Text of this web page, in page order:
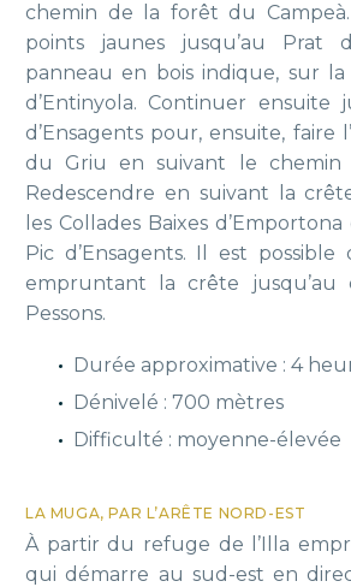
chemin de la forêt du
points jaunes jusqu’au Prat
panneau en bois indique, sur la
d’Entinyola. Continuer ensuite
d’Ensagents pour, ensuite, faire
du Griu en suivant le chemin
Redescendre en suivant la
les Collades Baixes
Pic d’Ensagents. Il est
empruntant la crête jusqu’au
Pessons.
Durée approximative : 4
Dénivelé : 700 mètres
Difficulté : moyenne-élevée
LA MUGA, PAR L’ARÊTE NORD-EST
À partir du refuge de l’Illa
qui démarre au sud-est en